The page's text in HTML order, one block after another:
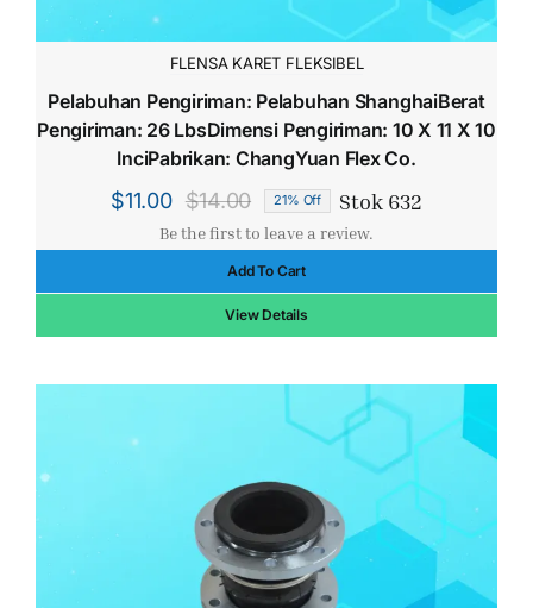
FLENSA KARET FLEKSIBEL
Pelabuhan Pengiriman: Pelabuhan ShanghaiBerat
Pengiriman: 26 LbsDimensi Pengiriman: 10 X 11 X 10
InciPabrikan: ChangYuan Flex Co.
$14.00
Harga
aslinya
adalah:
$14.00.
$11.00
Harga
saat
ini
adalah:
$11.00.
21% Off Stok 632
Be the first to leave a review.
Add To Cart
View Details